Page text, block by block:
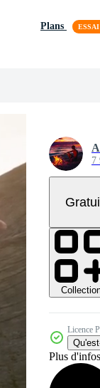
Plans
7
Licence
Plus d'infos